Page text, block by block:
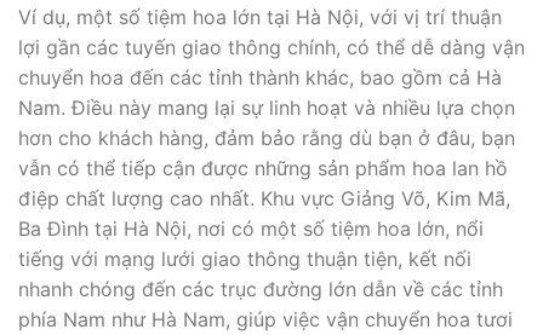
Ví dụ, một số tiệm hoa lớn tại Hà Nội, với vị trí thuận
lợi gần các tuyến giao thông chính, có thể dễ dàng vận
chuyển hoa đến các tỉnh thành khác, bao gồm cả Hà
Nam. Điều này mang lại sự linh hoạt và nhiều lựa chọn
hơn cho khách hàng, đảm bảo rằng dù bạn ở đâu, bạn
vẫn có thể tiếp cận được những sản phẩm hoa lan hồ
điệp chất lượng cao nhất. Khu vực Giảng Võ, Kim Mã,
Ba Đình tại Hà Nội, nơi có một số tiệm hoa lớn, nổi
tiếng với mạng lưới giao thông thuận tiện, kết nối
nhanh chóng đến các trục đường lớn dẫn về các tỉnh
phía Nam như Hà Nam, giúp việc vận chuyển hoa tươi